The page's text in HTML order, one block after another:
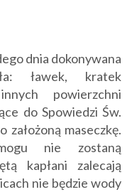
dnia dokonywana
ławek, kratek
powierzchni
do Spowiedzi Św.
założoną maseczkę.
nie zostaną
kapłani zalecają
nie będzie wody